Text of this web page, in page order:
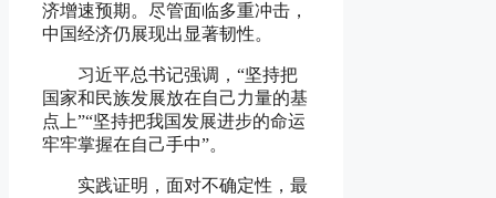
济增速预期。尽管面临多重冲击，
中国经济仍展现出显著韧性。
习近平总书记强调，“坚持把
国家和民族发展放在自己力量的基
点上”“坚持把我国发展进步的命运
牢牢掌握在自己手中”。
实践证明，面对不确定性，最